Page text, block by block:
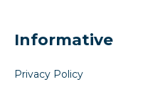
Informative
Privacy Policy